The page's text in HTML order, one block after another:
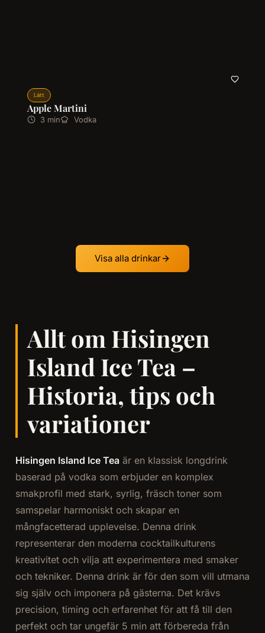
Lätt
Apple Martini
3 min Vodka
Visa alla drinkar
Allt om Hisingen
Island Ice Tea –
Historia, tips och
variationer
Hisingen Island Ice Teaär en klassisk longdrink
baserad på vodka som erbjuder en komplex
smakprofil med stark, syrlig, fräsch toner som
samspelar harmoniskt och skapar en
mångfacetterad upplevelse. Denna drink
representerar den moderna cocktailkulturens
kreativitet och vilja att experimentera med smaker
och tekniker. Denna drink är för den som vill utmana
sig själv och imponera på gästerna. Det krävs
precision, timing och erfarenhet för att få till den
perfekt och tar ungefär 5 min att förbereda från